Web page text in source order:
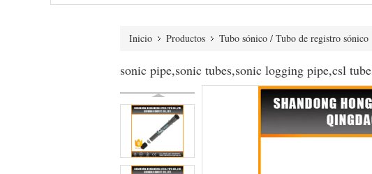
Inicio Productos Tubo sónico / Tubo de registro sónico
sonic pipe,sonic tubes,sonic logging pipe,csl tube